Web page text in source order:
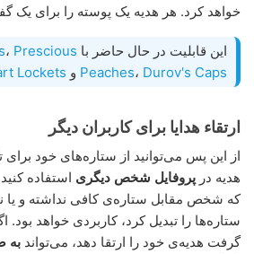
خواهد کرد. هر هدیه یک پوسته را برای یک
این قابلیت در حال حاضر با ، Prescious
Peaches، Durov's Caps و Lockets
ارتقاء هدایا برای کاربران دیگر
از این پس می‌توانید از ستاره‌های خود برای
هدیه در پروفایل شخص دیگری استفاده
که شخص مقابل ستاره‌ی کافی نداشته و یا
ستاره‌ها را تبدیل کرد، کاربردی خواهد بود.
گرفت هدیه‌ی خود را ارتقا دهد، می‌تواند به